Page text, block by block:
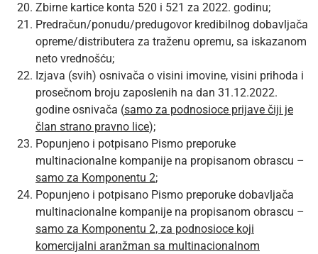
Zbirne kartice konta 520 i 521 za 2022. godinu;
Predračun/ponudu/predugovor kredibilnog dobavljača
opreme/distributera za traženu opremu, sa iskazanom
neto vrednošću;
Izjava (svih) osnivača o visini imovine, visini prihoda i
prosečnom broju zaposlenih na dan 31.12.2022.
godine osnivača (samo za podnosioce prijave čiji je
član strano pravno lice);
Popunjeno i potpisano Pismo preporuke
multinacionalne kompanije na propisanom obrascu –
samo za Komponentu 2;
Popunjeno i potpisano Pismo preporuke dobavljača
multinacionalne kompanije na propisanom obrascu –
samo za Komponentu 2, za podnosioce koji
komercijalni aranžman sa multinacionalnom